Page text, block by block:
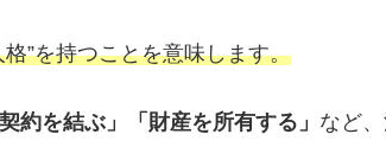
”を持つことを意味します。
約を結ぶ」「財産を所有する」 など